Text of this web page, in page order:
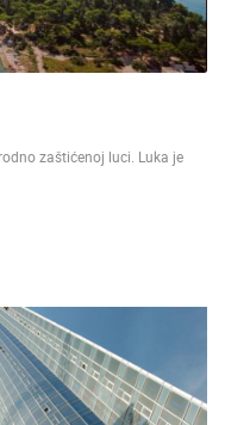
zaštićenoj luci. Luka je